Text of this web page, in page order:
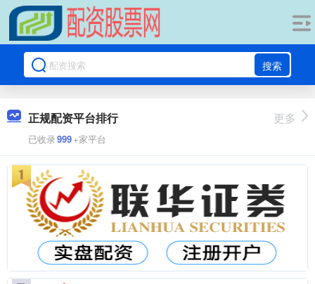
搜索
正规配资平台排行
已收录999+家平台
更多